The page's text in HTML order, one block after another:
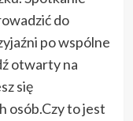
do
po wspólne
otwarty na
się
osób.Czy to jest